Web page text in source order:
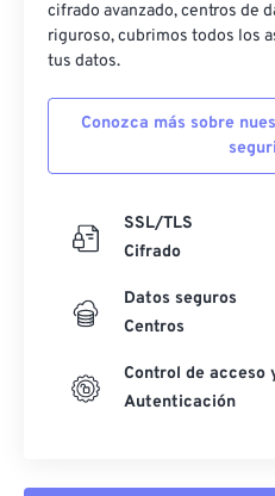
cifrado avanzado, centros de
riguroso, cubrimos todos los
tus datos.
Conozca más sobre
SSL/TLS
Cifrado
Datos seguros
Centros
Control de acceso
Autenticación